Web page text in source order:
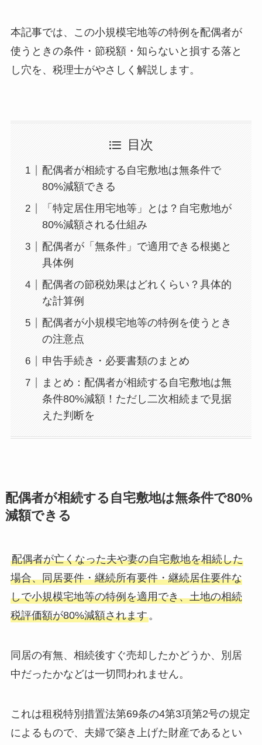
本記事では、この小規模宅地等の特例を配偶者が
使うときの条件・節税額・知らないと損する落と
し穴を、税理士がやさしく解説します。
目次
配偶者が相続する自宅敷地は無条件で
80%減額できる
「特定居住用宅地等」とは？自宅敷地が
80%減額される仕組み
配偶者が「無条件」で適用できる根拠と
具体例
配偶者の節税効果はどれくらい？具体的
な計算例
配偶者が小規模宅地等の特例を使うとき
の注意点
申告手続き・必要書類のまとめ
まとめ：配偶者が相続する自宅敷地は無
条件80%減額！ただし二次相続まで見据
えた判断を
配偶者が相続する自宅敷地は無条件で80%
減額できる
配偶者が亡くなった夫や妻の自宅敷地を相続した
場合、同居要件・継続所有要件・継続居住要件な
しで小規模宅地等の特例を適用でき、土地の相続
税評価額が80%減額されます。
同居の有無、相続後すぐ売却したかどうか、別居
中だったかなどは一切問われません。
これは租税特別措置法第69条の4第3項第2号の規定
によるもので、夫婦で築き上げた財産であるとい